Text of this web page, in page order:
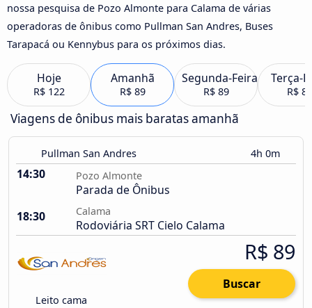
nossa pesquisa de Pozo Almonte para Calama de várias
operadoras de ônibus como Pullman San Andres, Buses
Tarapacá ou Kennybus para os próximos dias.
Hoje
R$ 122
Amanhã
R$ 89
Segunda-Feira
R$ 89
Terça-
R$ 89
Viagens de ônibus mais baratas amanhã
Pullman San Andres 4h 0m
14:30 Pozo Almonte
Parada de Ônibus
18:30
Calama
Rodoviária SRT Cielo Calama
Leito cama
R$ 89
Buscar